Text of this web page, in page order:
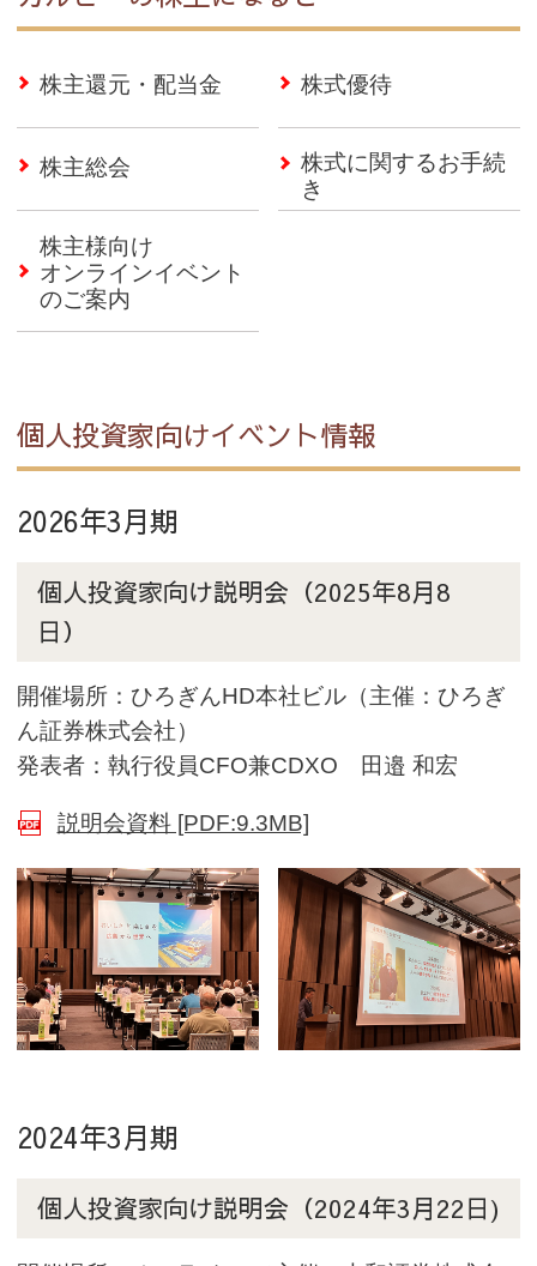
株主還元・配当金 株式優待
株主総会
株式に関するお手続
き
株主様向け
オンラインイベント
のご案内
個人投資家向けイベント情報
2026年3月期
個人投資家向け説明会（2025年8月8
日）
開催場所：ひろぎんHD本社ビル（主催：ひろぎ
ん証券株式会社）
発表者：執行役員CFO兼CDXO 田邉 和宏
説明会資料 [PDF:9.3MB](別ウインドウで開く)
2024年3月期
個人投資家向け説明会（2024年3月22日)